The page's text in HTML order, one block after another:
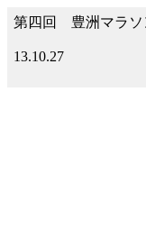
第四回 豊洲マラソ
13.10.27